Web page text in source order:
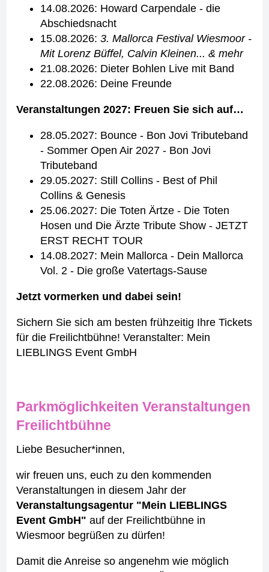
14.08.2026: Howard Carpendale - die
Abschiedsnacht
15.08.2026:3. Mallorca Festival Wiesmoor -
Mit Lorenz Büffel, Calvin Kleinen... & mehr
21.08.2026: Dieter Bohlen Live mit Band
22.08.2026: Deine Freunde
Veranstaltungen 2027: Freuen Sie sich auf…
28.05.2027: Bounce - Bon Jovi Tributeband
- Sommer Open Air 2027 - Bon Jovi
Tributeband
29.05.2027: Still Collins - Best of Phil
Collins & Genesis
25.06.2027: Die Toten Ärtze - Die Toten
Hosen und Die Ärzte Tribute Show - JETZT
ERST RECHT TOUR
14.08.2027: Mein Mallorca - Dein Mallorca
Vol. 2 - Die große Vatertags-Sause
Jetzt vormerken und dabei sein!
Sichern Sie sich am besten frühzeitig Ihre Tickets
für die Freilichtbühne! Veranstalter: Mein
LIEBLINGS Event GmbH
Parkmöglichkeiten Veranstaltungen
Freilichtbühne
Liebe Besucher*innen,
wir freuen uns, euch zu den kommenden
Veranstaltungen in diesem Jahr der
Veranstaltungsagentur "Mein LIEBLINGS
Event GmbH" auf der Freilichtbühne in
Wiesmoor begrüßen zu dürfen!
Damit die Anreise so angenehm wie möglich